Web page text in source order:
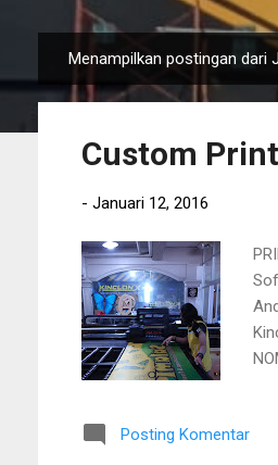
o
Menampilkan postingan dari
Custom
- Januari 12, 2016
Posting Komentar